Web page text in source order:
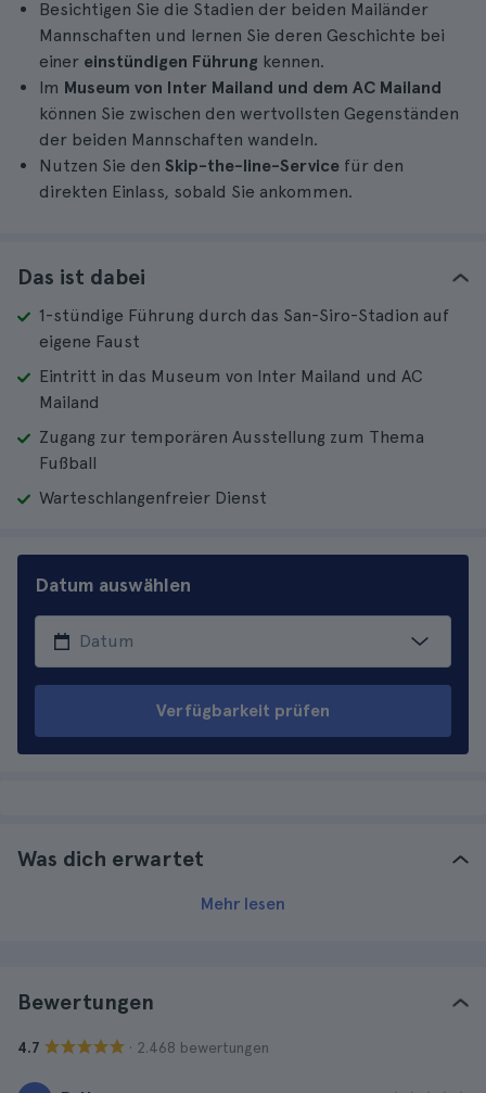
Besichtigen Sie die Stadien der beiden Mailänder
Mannschaften und lernen Sie deren Geschichte bei
einer einstündigen Führung kennen.
Im Museum von Inter Mailand und dem AC Mailand
können Sie zwischen den wertvollsten Gegenständen
der beiden Mannschaften wandeln.
Nutzen Sie den Skip-the-line-Service für den
direkten Einlass, sobald Sie ankommen.
Das ist dabei
1-stündige Führung durch das San-Siro-Stadion auf
eigene Faust
Eintritt in das Museum von Inter Mailand und AC
Mailand
Zugang zur temporären Ausstellung zum Thema
Fußball
Warteschlangenfreier Dienst
Datum auswählen
Verfügbarkeit prüfen
Was dich erwartet
Mehr lesen
Bewertungen
4.7 · 2.468 bewertungen